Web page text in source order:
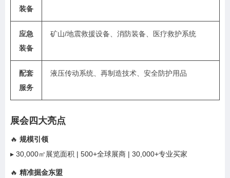
装备
应急
装备
矿山/地震救援设备、消防装备、医疗救护系统
配套
服务
液压传动系统、再制造技术、安全防护用品
展会四大亮点
🔥 ‌ 规模引领
▸ 30,000㎡展览面积 | 500+全球展商 | 30,000+专业买家
🔥 ‌ 精准掘金东盟